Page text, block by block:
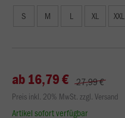
S M L XL XXL
ab 16,79 € 27,99 €
Preis inkl. 20% MwSt. zzgl. Versand
Artikel sofort verfügbar